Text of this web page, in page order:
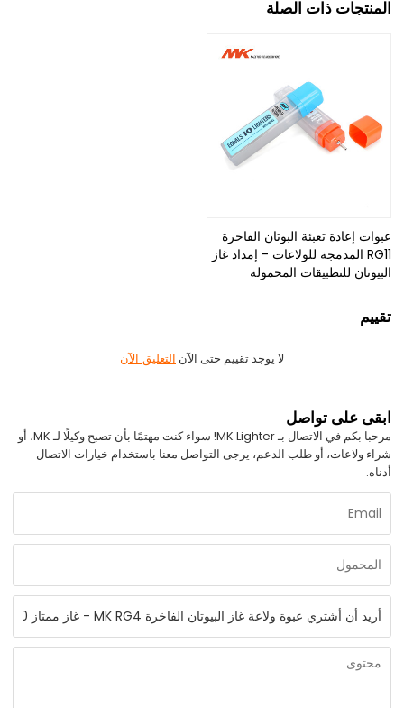
المنتجات ذات الصلة
عبوات إعادة تعبئة البوتان الفاخرة
RG11 المدمجة للولاعات - إمداد غاز
البيوتان للتطبيقات المحمولة
تقييم
لا يوجد تقييم حتى الآن التعليق الآن
ابقى على تواصل
مرحبا بكم في الاتصال بـ MK Lighter! سواء كنت مهتمًا بأن تصبح وكيلًا لـ MK، أو
شراء ولاعات، أو طلب الدعم، يرجى التواصل معنا باستخدام خيارات الاتصال
أدناه.